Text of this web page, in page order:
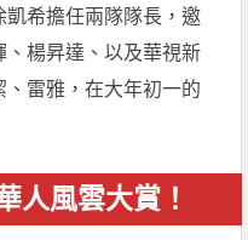
凱希擔任兩隊隊長，邀
楊昇達、以及華視新
雷雅，在大年初一的
風雲大賞！